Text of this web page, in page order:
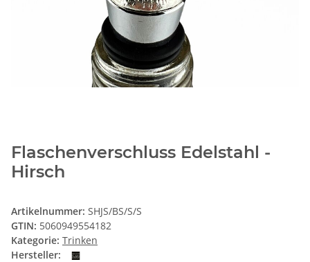
Flaschenverschluss Edelstahl -
Hirsch
Artikelnummer: SHJS/BS/S/S
GTIN: 5060949554182
Kategorie: Trinken
Hersteller: